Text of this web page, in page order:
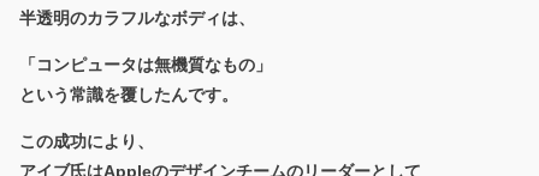
半透明のカラフルなボディは、
「コンピュータは無機質なもの」
という常識を覆したんです。
この成功により、
アイブ氏はAppleのデザインチームのリーダーとして